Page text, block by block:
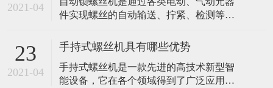
2021-04
件实现螺丝的自动输送、拧紧、检测等工
减少人工数量及减少人工误操作带来的不
良因素。是一种典型的非标自动化设备。
由于其属于非标自动化设备，具有可定制
的特性，涉及螺丝紧固的产品都能获得相
23
2021-04
手持式螺丝机具有哪些优势
手持式螺丝机是一款先进的高技术新型智
能设备，它在各个领域得到了广泛应用。